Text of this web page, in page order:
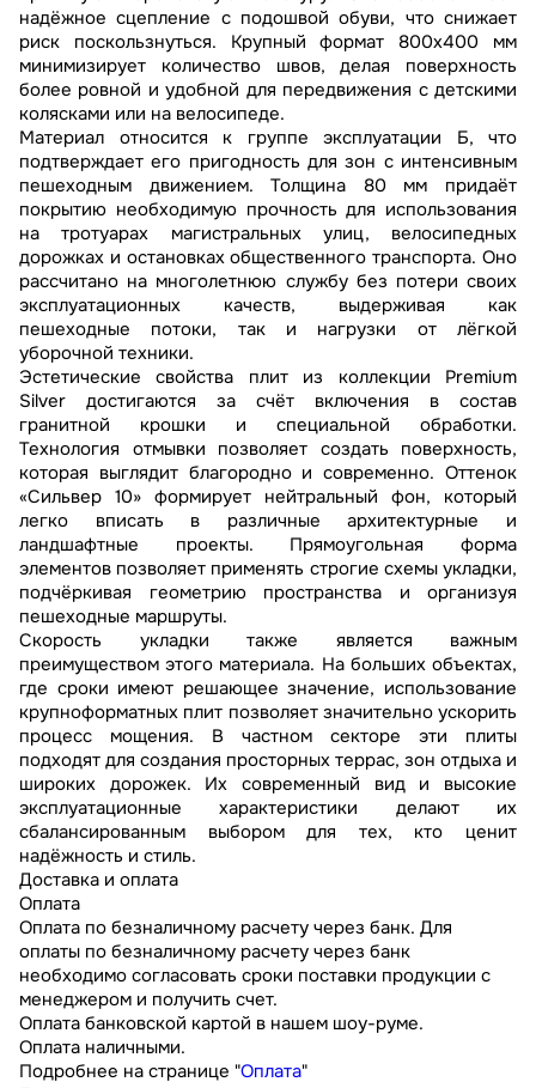
надёжное сцепление с подошвой обуви, что снижает
риск поскользнуться. Крупный формат 800х400 мм
минимизирует количество швов, делая поверхность
более ровной и удобной для передвижения с детскими
колясками или на велосипеде.
Материал относится к группе эксплуатации Б, что
подтверждает его пригодность для зон с интенсивным
пешеходным движением. Толщина 80 мм придаёт
покрытию необходимую прочность для использования
на тротуарах магистральных улиц, велосипедных
дорожках и остановках общественного транспорта. Оно
рассчитано на многолетнюю службу без потери своих
эксплуатационных качеств, выдерживая как
пешеходные потоки, так и нагрузки от лёгкой
уборочной техники.
Эстетические свойства плит из коллекции Premium
Silver достигаются за счёт включения в состав
гранитной крошки и специальной обработки.
Технология отмывки позволяет создать поверхность,
которая выглядит благородно и современно. Оттенок
«Сильвер 10» формирует нейтральный фон, который
легко вписать в различные архитектурные и
ландшафтные проекты. Прямоугольная форма
элементов позволяет применять строгие схемы укладки,
подчёркивая геометрию пространства и организуя
пешеходные маршруты.
Скорость укладки также является важным
преимуществом этого материала. На больших объектах,
где сроки имеют решающее значение, использование
крупноформатных плит позволяет значительно ускорить
процесс мощения. В частном секторе эти плиты
подходят для создания просторных террас, зон отдыха и
широких дорожек. Их современный вид и высокие
эксплуатационные характеристики делают их
сбалансированным выбором для тех, кто ценит
надёжность и стиль.
Доставка и оплата
Оплата
Оплата по безналичному расчету через банк. Для
оплаты по безналичному расчету через банк
необходимо согласовать сроки поставки продукции с
менеджером и получить счет.
Оплата банковской картой в нашем шоу-руме.
Оплата наличными.
Подробнее на странице "Оплата"